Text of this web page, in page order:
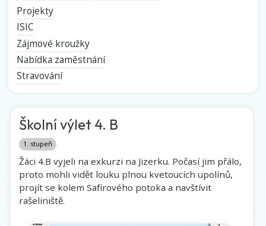
Projekty
ISIC
Zájmové kroužky
Nabídka zaměstnání
Stravování
Školní výlet 4. B
1. stupeň
Žáci 4.B vyjeli na exkurzi na Jizerku. Počasí jim přálo,
proto mohli vidět louku plnou kvetoucích upolínů,
projít se kolem Safírového potoka a navštívit
rašeliniště.